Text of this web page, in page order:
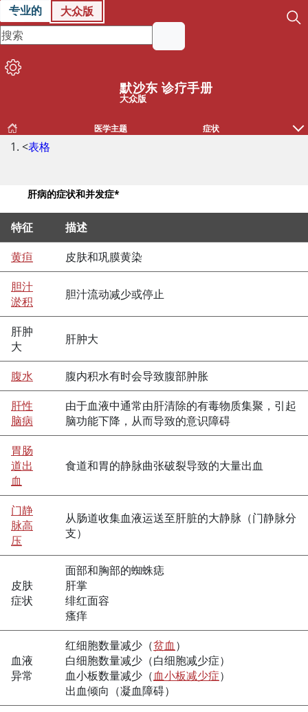
专业的 大众版
默沙东 诊疗手册
大众版
医学主题 症状
<表格
肝病的症状和并发症*
肝病的症状和并发症*
特征
描述
黄疸
皮肤和巩膜黄染
胆汁
淤积
胆汁流动减少或停止
肝肿
大
肝肿大
腹水
腹内积水有时会导致腹部肿胀
肝性
脑病
由于血液中通常由肝清除的有毒物质集聚，引起
脑功能下降，从而导致的意识障碍
胃肠
道出
血
食道和胃的静脉曲张破裂导致的大量出血
门静
脉高
压
从肠道收集血液运送至肝脏的大静脉（门静脉分
支）
皮肤
症状
面部和胸部的蜘蛛痣
肝掌
绯红面容
瘙痒
血液
异常
红细胞数量减少（贫血 ）
白细胞数量减少（白细胞减少症）
血小板数量减少（血小板减少症）
出血倾向（凝血障碍）